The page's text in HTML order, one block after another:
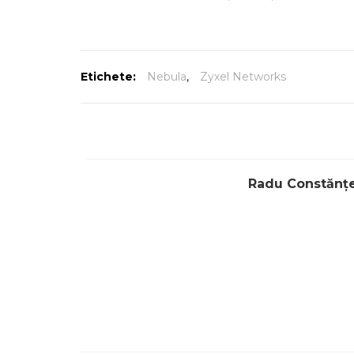
Etichete: Nebula, Zyxel Networks
Radu